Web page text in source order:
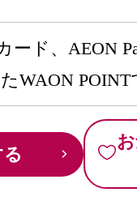
ード、AEON
WAON POINT